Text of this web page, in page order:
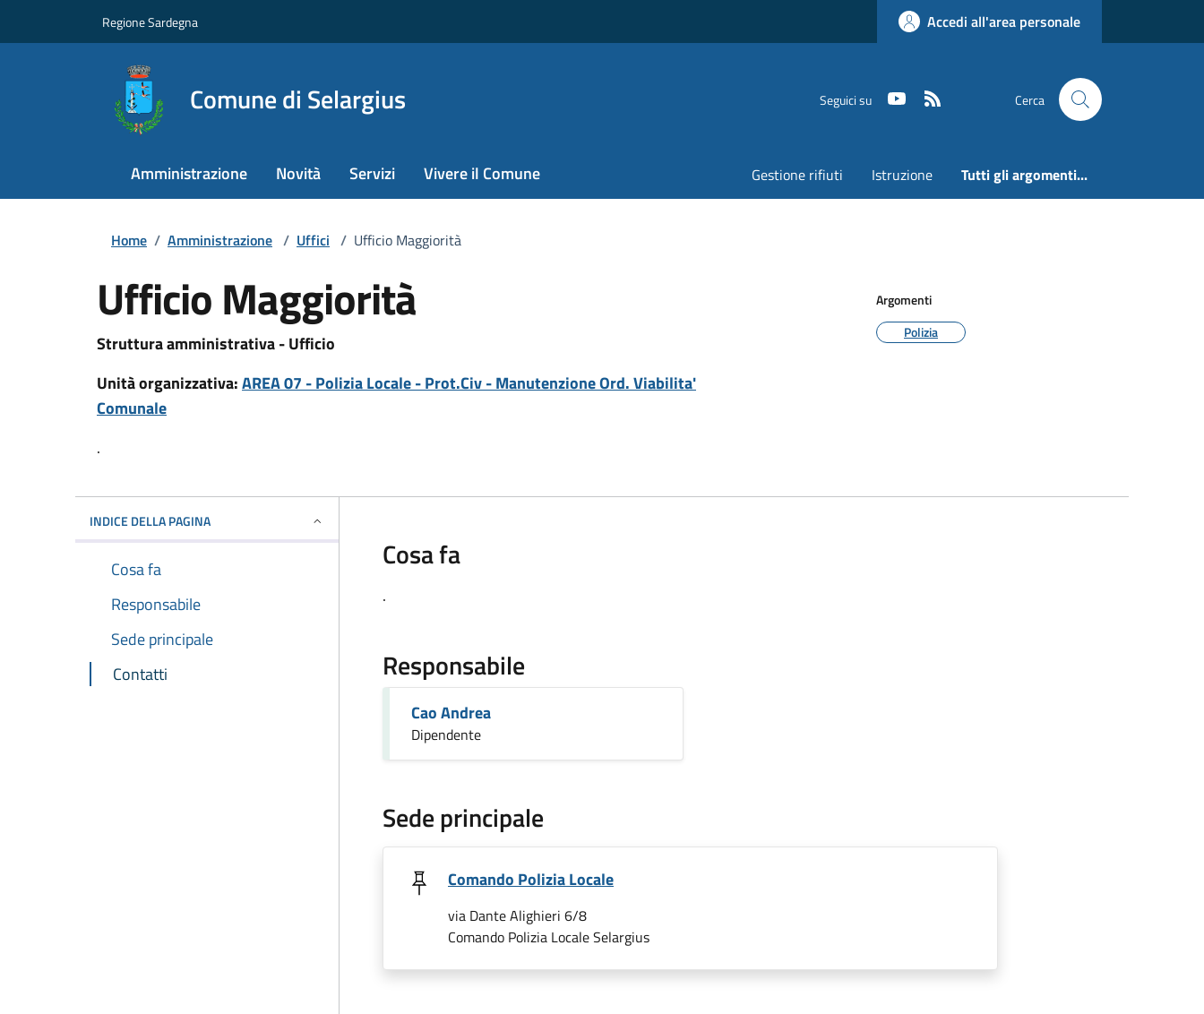
Regione Sardegna Accedi all'area personale
Comune di Selargius Seguici su Youtube Cerca
Amministrazione Novità Servizi Vivere il Comune Gestione rifiuti Istruzione Tutti gli argomenti...
Home / Amministrazione / Uffici / Ufficio Maggiorità
Ufficio Maggiorità
Struttura amministrativa - Ufficio
Unità organizzativa:AREA 07 - Polizia Locale - Prot.Civ - Manutenzione Ord. Viabilita'
Comunale
.
Argomenti
Polizia
INDICE DELLA PAGINA
Cosa fa
Responsabile
Sede principale
Contatti
Cosa fa
.
Responsabile
Cao Andrea
Dipendente
Sede principale
Comando Polizia Locale
via Dante Alighieri 6/8
Comando Polizia Locale Selargius